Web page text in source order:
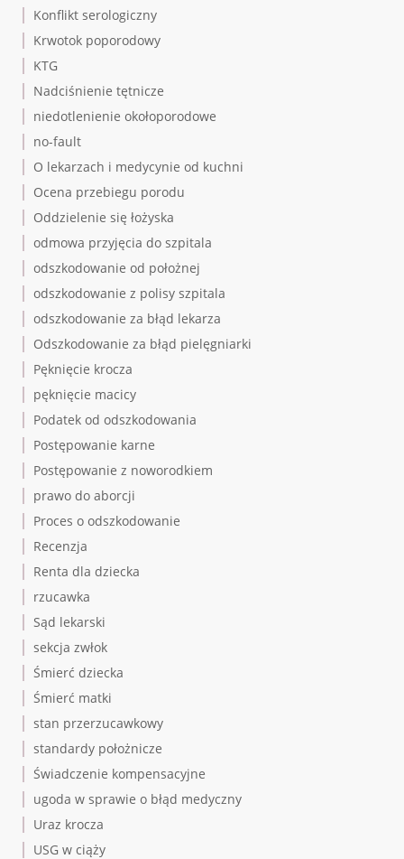
Konflikt serologiczny
Krwotok poporodowy
KTG
Nadciśnienie tętnicze
niedotlenienie okołoporodowe
no-fault
O lekarzach i medycynie od kuchni
Ocena przebiegu porodu
Oddzielenie się łożyska
odmowa przyjęcia do szpitala
odszkodowanie od położnej
odszkodowanie z polisy szpitala
odszkodowanie za błąd lekarza
Odszkodowanie za błąd pielęgniarki
Pęknięcie krocza
pęknięcie macicy
Podatek od odszkodowania
Postępowanie karne
Postępowanie z noworodkiem
prawo do aborcji
Proces o odszkodowanie
Recenzja
Renta dla dziecka
rzucawka
Sąd lekarski
sekcja zwłok
Śmierć dziecka
Śmierć matki
stan przerzucawkowy
standardy położnicze
Świadczenie kompensacyjne
ugoda w sprawie o błąd medyczny
Uraz krocza
USG w ciąży